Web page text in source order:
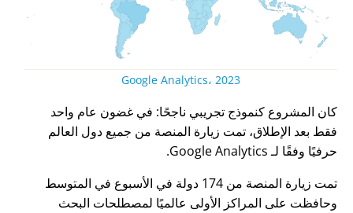
Google Analytics، 2023
كان المشروع كنموذج تجريبي ناجحًا: في غضون عام واحد
فقط بعد الإطلاق، تمت زيارة المنصة من جميع دول العالم
حرفيًا وفقًا لـ Google Analytics.
تمت زيارة المنصة من 174 دولة في الأسبوع في المتوسط
وحافظت على المراكز الأولى عالميًا لمصطلحات البحث